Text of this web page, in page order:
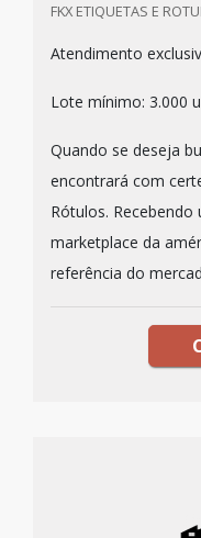
FKX ETIQUETAS E
Atendimento
Lote mínimo: 3.000
Quando se deseja
encontrará com
Rótulos.
marketplace da
referência do